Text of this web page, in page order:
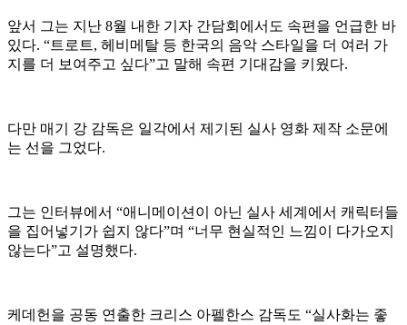
앞서 그는 지난 8월 내한 기자 간담회에서도 속편을 언급한 바
있다. “트로트, 헤비메탈 등 한국의 음악 스타일을 더 여러 가
지를 더 보여주고 싶다”고 말해 속편 기대감을 키웠다.
다만 매기 강 감독은 일각에서 제기된 실사 영화 제작 소문에
는 선을 그었다.
그는 인터뷰에서 “애니메이션이 아닌 실사 세계에서 캐릭터들
을 집어넣기가 쉽지 않다”며 “너무 현실적인 느낌이 다가오지
않는다”고 설명했다.
케데헌을 공동 연출한 크리스 아펠한스 감독도 “실사화는 좋